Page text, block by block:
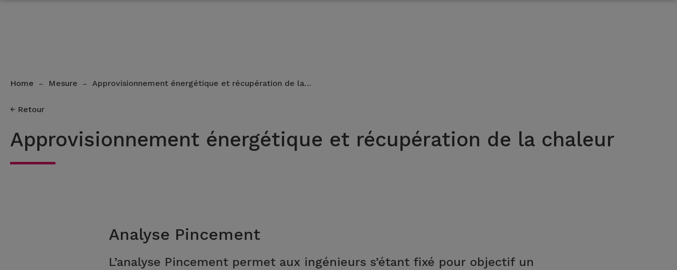
Home – Mesure – Approvisionnement énergétique et récupération de la…
Retour
Approvisionnement énergétique et récupération de la chaleur
Analyse Pincement
L’analyse Pincement permet aux ingénieurs s’étant fixé pour objectif un